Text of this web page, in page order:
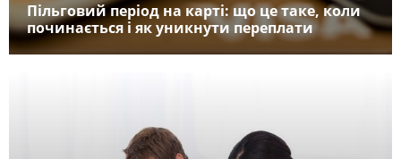
Пільговий період на карті: що це таке, коли
починається і як уникнути переплати